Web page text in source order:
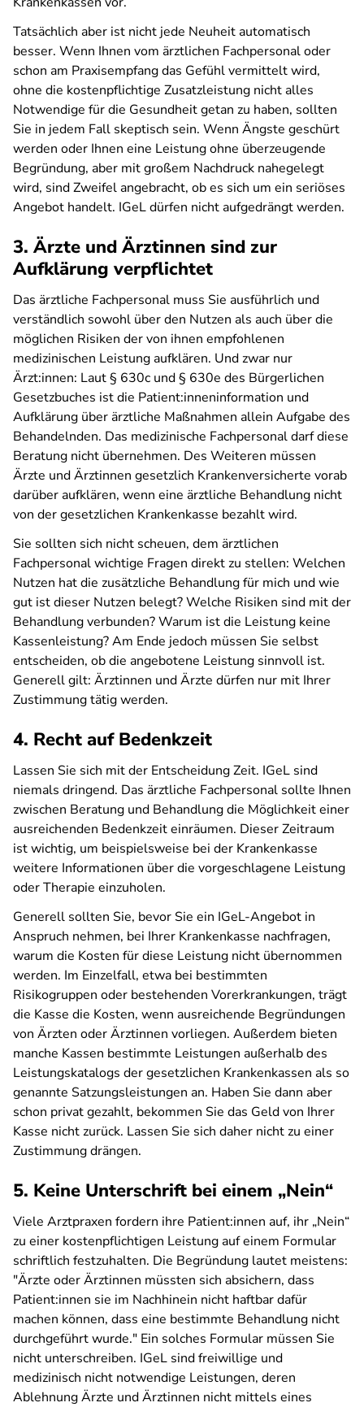
Tatsächlich aber ist nicht jede Neuheit automatisch
besser. Wenn Ihnen vom ärztlichen Fachpersonal oder
schon am Praxisempfang das Gefühl vermittelt wird,
ohne die kostenpflichtige Zusatzleistung nicht alles
Notwendige für die Gesundheit getan zu haben, sollten
Sie in jedem Fall skeptisch sein. Wenn Ängste geschürt
werden oder Ihnen eine Leistung ohne überzeugende
Begründung, aber mit großem Nachdruck nahegelegt
wird, sind Zweifel angebracht, ob es sich um ein seriöses
Angebot handelt. IGeL dürfen nicht aufgedrängt werden.
3. Ärzte und Ärztinnen sind zur
Aufklärung verpflichtet
Das ärztliche Fachpersonal muss Sie ausführlich und
verständlich sowohl über den Nutzen als auch über die
möglichen Risiken der von ihnen empfohlenen
medizinischen Leistung aufklären. Und zwar nur
Ärzt:innen: Laut § 630c und § 630e des Bürgerlichen
Gesetzbuches ist die Patient:inneninformation und
Aufklärung über ärztliche Maßnahmen allein Aufgabe des
Behandelnden. Das medizinische Fachpersonal darf diese
Beratung nicht übernehmen. Des Weiteren müssen
Ärzte und Ärztinnen gesetzlich Krankenversicherte vorab
darüber aufklären, wenn eine ärztliche Behandlung nicht
von der gesetzlichen Krankenkasse bezahlt wird.
Sie sollten sich nicht scheuen, dem ärztlichen
Fachpersonal wichtige Fragen direkt zu stellen: Welchen
Nutzen hat die zusätzliche Behandlung für mich und wie
gut ist dieser Nutzen belegt? Welche Risiken sind mit der
Behandlung verbunden? Warum ist die Leistung keine
Kassenleistung? Am Ende jedoch müssen Sie selbst
entscheiden, ob die angebotene Leistung sinnvoll ist.
Generell gilt: Ärztinnen und Ärzte dürfen nur mit Ihrer
Zustimmung tätig werden.
4. Recht auf Bedenkzeit
Lassen Sie sich mit der Entscheidung Zeit. IGeL sind
niemals dringend. Das ärztliche Fachpersonal sollte Ihnen
zwischen Beratung und Behandlung die Möglichkeit einer
ausreichenden Bedenkzeit einräumen. Dieser Zeitraum
ist wichtig, um beispielsweise bei der Krankenkasse
weitere Informationen über die vorgeschlagene Leistung
oder Therapie einzuholen.
Generell sollten Sie, bevor Sie ein IGeL-Angebot in
Anspruch nehmen, bei Ihrer Krankenkasse nachfragen,
warum die Kosten für diese Leistung nicht übernommen
werden. Im Einzelfall, etwa bei bestimmten
Risikogruppen oder bestehenden Vorerkrankungen, trägt
die Kasse die Kosten, wenn ausreichende Begründungen
von Ärzten oder Ärztinnen vorliegen. Außerdem bieten
manche Kassen bestimmte Leistungen außerhalb des
Leistungskatalogs der gesetzlichen Krankenkassen als so
genannte Satzungsleistungen an. Haben Sie dann aber
schon privat gezahlt, bekommen Sie das Geld von Ihrer
Kasse nicht zurück. Lassen Sie sich daher nicht zu einer
Zustimmung drängen.
5. Keine Unterschrift bei einem „Nein“
Viele Arztpraxen fordern ihre Patient:innen auf, ihr „Nein“
zu einer kostenpflichtigen Leistung auf einem Formular
schriftlich festzuhalten. Die Begründung lautet meistens:
"Ärzte oder Ärztinnen müssten sich absichern, dass
Patient:innen sie im Nachhinein nicht haftbar dafür
machen können, dass eine bestimmte Behandlung nicht
durchgeführt wurde." Ein solches Formular müssen Sie
nicht unterschreiben. IGeL sind freiwillige und
medizinisch nicht notwendige Leistungen, deren
Ablehnung Ärzte und Ärztinnen nicht mittels eines